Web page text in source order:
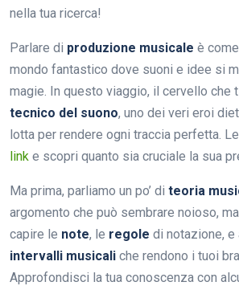
nella tua ricerca!
Parlare di produzione musicale è
mondo fantastico dove suoni e idee si
magie. In questo viaggio, il cervello che
tecnico del suono, uno dei veri eroi
lotta per rendere ogni traccia perfetta.
link e scopri quanto sia cruciale la sua
Ma prima, parliamo un po’ di teoria
argomento che può sembrare noioso,
capire le note, le regole di notazione,
intervalli musicali che rendono i tuoi
Approfondisci la tua conoscenza con